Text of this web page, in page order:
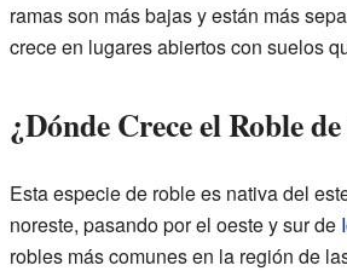
ramas son más bajas y están más
crece en lugares abiertos con suelos
¿Dónde Crece el Roble
Esta especie de roble es nativa del
noreste, pasando por el oeste y sur de
robles más comunes en la región de